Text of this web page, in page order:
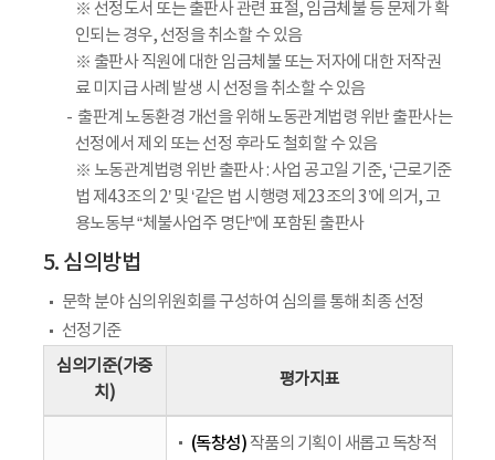
※ 선정도서 또는 출판사 관련 표절, 임금체불 등 문제가 확
인되는 경우, 선정을 취소할 수 있음
※ 출판사 직원에 대한 임금체불 또는 저자에 대한 저작권
료 미지급 사례 발생 시 선정을 취소할 수 있음
출판계 노동환경 개선을 위해 노동관계법령 위반 출판사는
선정에서 제외 또는 선정 후라도 철회할 수 있음
※ 노동관계법령 위반 출판사 : 사업 공고일 기준, ‘근로기준
법 제43조의 2’ 및 ‘같은 법 시행령 제23조의 3’에 의거, 고
용노동부 “체불사업주 명단”에 포함된 출판사
5. 심의방법
문학 분야 심의위원회를 구성하여 심의를 통해 최종 선정
선정기준
심의기준(가중
치)
평가지표
(독창성) 작품의 기획이 새롭고 독창적